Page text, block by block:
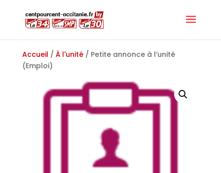
Accueil / À l'unité/ Petite annonce à l’unité
(Emploi)